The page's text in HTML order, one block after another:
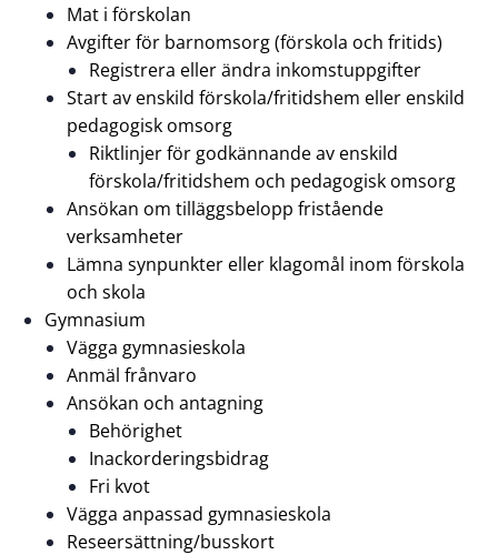
Mat i förskolan
Avgifter för barnomsorg (förskola och fritids)
Registrera eller ändra inkomstuppgifter
Start av enskild förskola/fritidshem eller enskild
pedagogisk omsorg
Riktlinjer för godkännande av enskild
förskola/fritidshem och pedagogisk omsorg
Ansökan om tilläggsbelopp fristående
verksamheter
Lämna synpunkter eller klagomål inom förskola
och skola
Gymnasium
Vägga gymnasieskola
Anmäl frånvaro
Ansökan och antagning
Behörighet
Inackorderingsbidrag
Fri kvot
Vägga anpassad gymnasieskola
Reseersättning/busskort